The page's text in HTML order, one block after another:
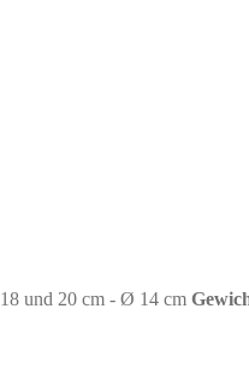
18 und 20 cm - Ø 14 cm